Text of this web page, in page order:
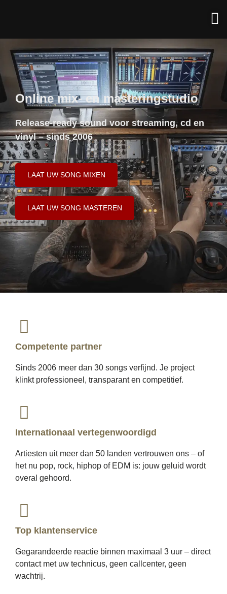
Online mix- en masteringstudio
Release-ready sound voor streaming, cd en
vinyl – sinds 2006
LAAT UW SONG MIXEN
LAAT UW SONG MASTEREN
Competente partner
Sinds 2006 meer dan 30 songs verfijnd. Je project
klinkt professioneel, transparant en competitief.
Internationaal vertegenwoordigd
Artiesten uit meer dan 50 landen vertrouwen ons – of
het nu pop, rock, hiphop of EDM is: jouw geluid wordt
overal gehoord.
Top klantenservice
Gegarandeerde reactie binnen maximaal 3 uur – direct
contact met uw technicus, geen callcenter, geen
wachtrij.